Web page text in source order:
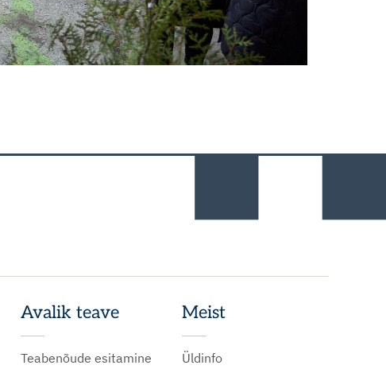
Avalik teave
Teabenõude esitamine
Meist
Üldinfo